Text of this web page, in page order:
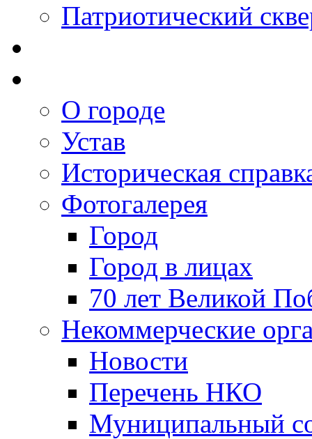
Патриотический
О городе
Устав
Историческая
Фотогалерея
Город
Город в лицах
70 лет Великой
Некоммерческие
Новости
Перечень НКО
Муниципальный